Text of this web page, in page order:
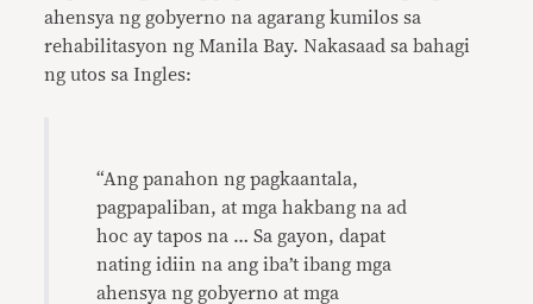
ahensya ng gobyerno na agarang kumilos sa
rehabilitasyon ng Manila Bay. Nakasaad sa bahagi
ng utos sa Ingles:
“Ang panahon ng pagkaantala,
pagpapaliban, at mga hakbang na ad
hoc ay tapos na … Sa gayon, dapat
nating idiin na ang iba’t ibang mga
ahensya ng gobyerno at mga